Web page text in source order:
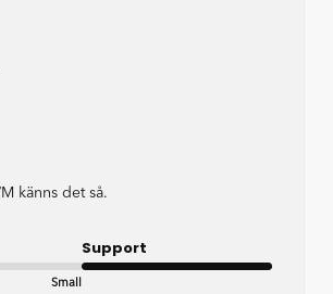
känns det så.
Small
Support